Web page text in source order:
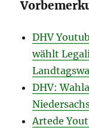
DHV
wählt
DHV:
Artede